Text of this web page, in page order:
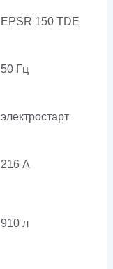
EPSR 150 TDE
50 Гц
электростарт
216 А
910 л